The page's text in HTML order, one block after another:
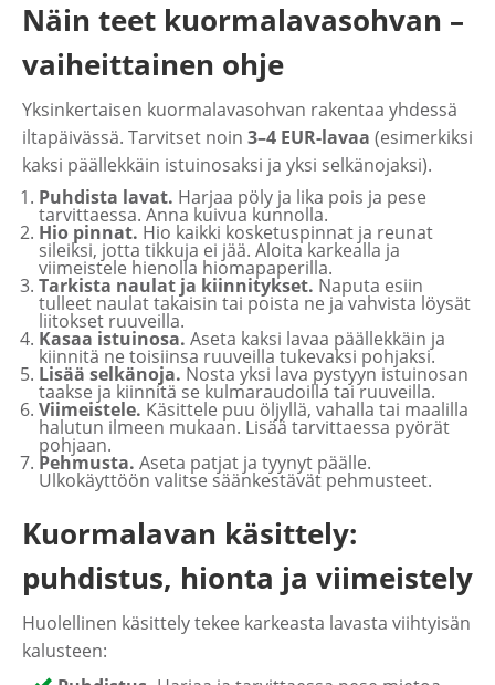
Näin teet kuormalavasohvan –
vaiheittainen ohje
Yksinkertaisen kuormalavasohvan rakentaa yhdessä
iltapäivässä. Tarvitset noin 3–4 EUR-lavaa (esimerkiksi
kaksi päällekkäin istuinosaksi ja yksi selkänojaksi).
Puhdista lavat. Harjaa pöly ja lika pois ja pese
tarvittaessa. Anna kuivua kunnolla.
Hio pinnat. Hio kaikki kosketuspinnat ja reunat
sileiksi, jotta tikkuja ei jää. Aloita karkealla ja
viimeistele hienolla hiomapaperilla.
Tarkista naulat ja kiinnitykset. Naputa esiin
tulleet naulat takaisin tai poista ne ja vahvista löysät
liitokset ruuveilla.
Kasaa istuinosa. Aseta kaksi lavaa päällekkäin ja
kiinnitä ne toisiinsa ruuveilla tukevaksi pohjaksi.
Lisää selkänoja. Nosta yksi lava pystyyn istuinosan
taakse ja kiinnitä se kulmaraudoilla tai ruuveilla.
Viimeistele. Käsittele puu öljyllä, vahalla tai maalilla
halutun ilmeen mukaan. Lisää tarvittaessa pyörät
pohjaan.
Pehmusta. Aseta patjat ja tyynyt päälle.
Ulkokäyttöön valitse säänkestävät pehmusteet.
Kuormalavan käsittely:
puhdistus, hionta ja viimeistely
Huolellinen käsittely tekee karkeasta lavasta viihtyisän
kalusteen: